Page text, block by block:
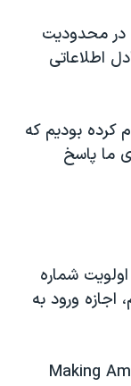
در محدودیت
اطلاعاتی
کرده بودیم که
ما پاسخ
شماره
ورود به
Making